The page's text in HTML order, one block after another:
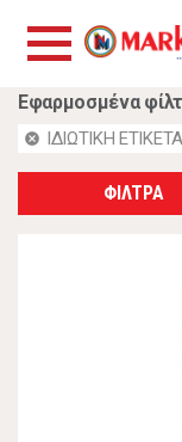
Εφαρμοσμένα
cancel ΙΔΙΩΤΙΚΗ ΕΤΙΚΕΤΑ
ΦΙΛΤΡΑ